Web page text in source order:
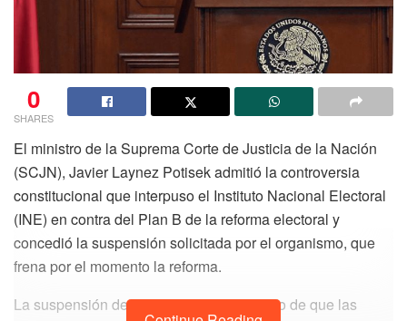
0
SHARES
El ministro de la Suprema Corte de Justicia de la Nación
(SCJN), Javier Laynez Potisek admitió la controversia
constitucional que interpuso el Instituto Nacional Electoral
(INE) en contra del Plan B de la reforma electoral y
concedió la suspensión solicitada por el organismo, que
frena por el momento la reforma.
La suspensión decretada es para el efecto de que las